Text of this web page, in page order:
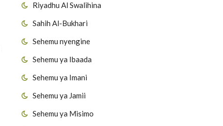
Riyadhu Al Swalihina
Sahih Al-Bukhari
Sehemu nyengine
Sehemu ya Ibaada
Sehemu ya Imani
Sehemu ya Jamii
Sehemu ya Misimo